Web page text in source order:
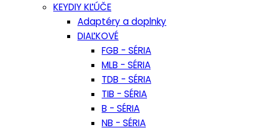
KEYDIY KĽÚČE
Adaptéry a doplnky
DIAĽKOVÉ
FGB - SÉRIA
MLB - SÉRIA
TDB - SÉRIA
TIB - SÉRIA
B - SÉRIA
NB - SÉRIA